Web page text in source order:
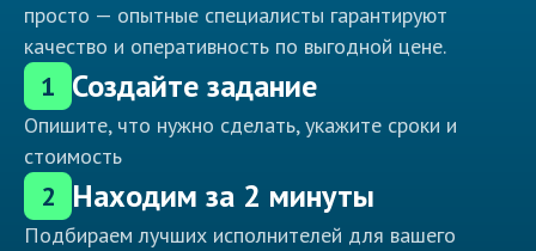
просто — опытные специалисты гарантируют
качество и оперативность по выгодной цене.
1 Создайте задание
Опишите, что нужно сделать, укажите сроки и
стоимость
2 Находим за 2 минуты
Подбираем лучших исполнителей для вашего